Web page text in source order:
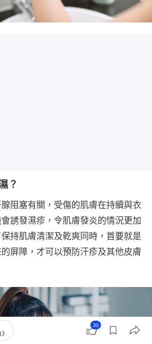
？
阻塞有關，受傷的肌膚在持續與衣
誘發濕疹，令肌膚發炎的情況更加
持肌膚清潔及乾爽同時，首要就是
屏障，才可以預防汗疹及其他皮膚
30